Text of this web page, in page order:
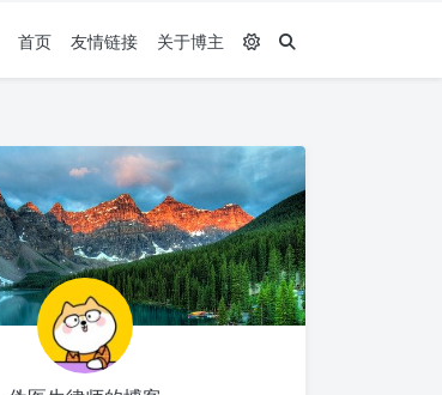
首页 友情链接 关于博主